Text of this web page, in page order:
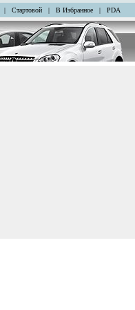
| Стартовой | В Избранное | PDA